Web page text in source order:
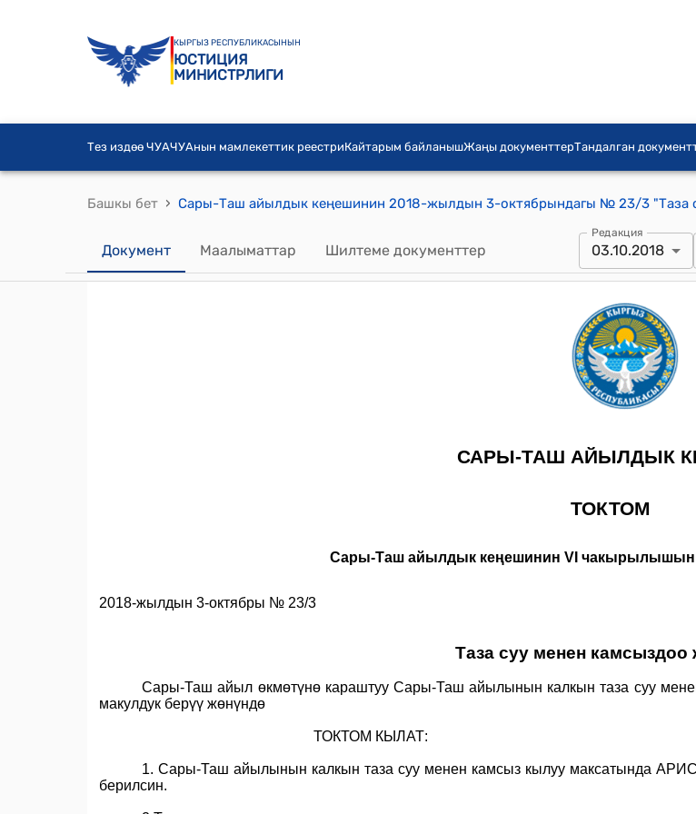
КЫРГЫЗ РЕСПУБЛИКАСЫНЫН
ЮСТИЦИЯ
МИНИСТРЛИГИ
Тез издөө ЧУАЧУАнын мамлекеттик реестриКайтарым байланышЖаңы документтерТандалган
Башкы бет ›
Документ Маалыматтар Шилтеме документтер
Редакция
03.10.2018